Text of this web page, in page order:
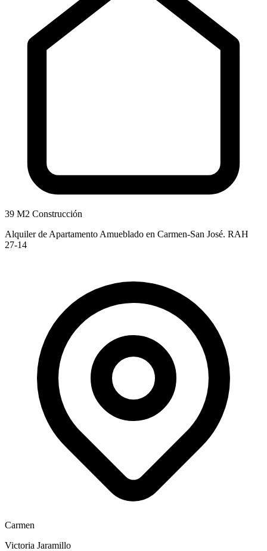
39 M2 Construcción
Alquiler de Apartamento Amueblado en Carmen-San José. RAH
27-14
Carmen
Victoria Jaramillo